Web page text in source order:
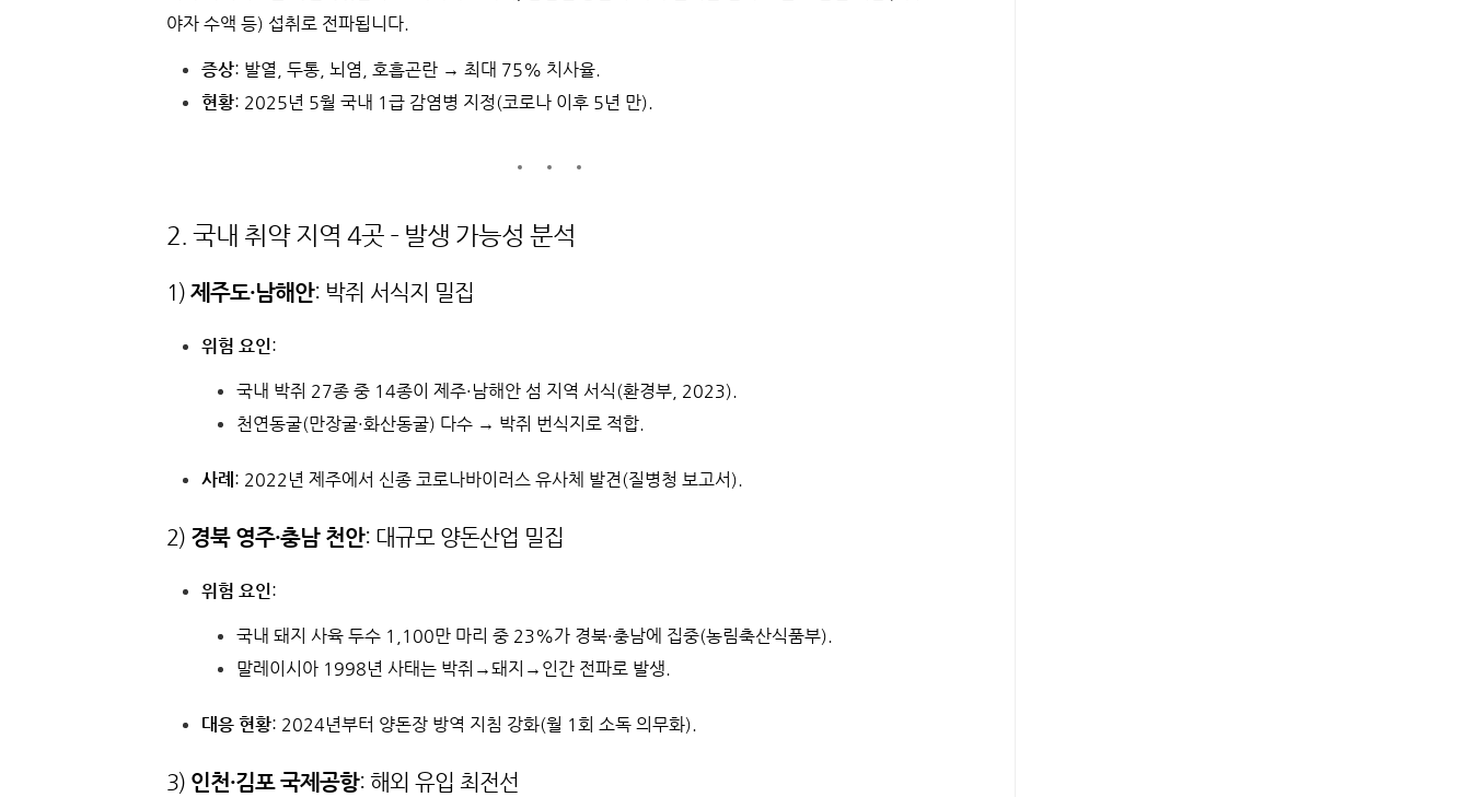
야자 수액 등) 섭취로 전파됩니다.
증상: 발열, 두통, 뇌염, 호흡곤란 → 최대 75% 치사율.
현황: 2025년 5월 국내 1급 감염병 지정(코로나 이후 5년 만).
2. 국내 취약 지역 4곳 – 발생 가능성 분석
1) 제주도·남해안: 박쥐 서식지 밀집
위험 요인:
국내 박쥐 27종 중 14종이 제주·남해안 섬 지역 서식(환경부, 2023).
천연동굴(만장굴·화산동굴) 다수 → 박쥐 번식지로 적합.
사례 : 2022년 제주에서 신종 코로나바이러스 유사체 발견(질병청 보고서).
2) 경북 영주·충남 천안: 대규모 양돈산업 밀집
위험 요인:
국내 돼지 사육 두수 1,100만 마리 중 23%가 경북·충남에 집중(농림축산식품부).
말레이시아 1998년 사태는 박쥐→돼지→인간 전파로 발생.
대응 현황: 2024년부터 양돈장 방역 지침 강화(월 1회 소독 의무화).
3) 인천·김포 국제공항: 해외 유입 최전선